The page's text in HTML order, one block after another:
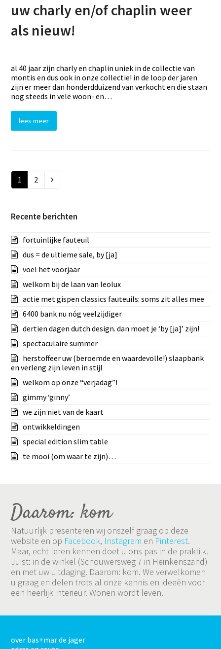
uw charly en/of chaplin weer
als nieuw!
al 40 jaar zijn charly en chaplin uniek in de collectie van
montis en dus ook in onze collectie! in de loop der jaren
zijn er meer dan honderdduizend van verkocht en die staan
nog steeds in vele woon- en…
lees meer
Page
1 Page
2 Volgende
Recente berichten
fortuinlijke fauteuil
dus = de ultieme sale, by [ja]
voel het voorjaar
welkom bij de laan van leolux
actie met gispen classics fauteuils: soms zit alles mee
6400 bank nu nóg veelzijdiger
dertien dagen dutch design. dan moet je ‘by [ja]’ zijn!
spectaculaire summer
herstoffeer uw (beroemde en waardevolle!) slaapbank
en verleng zijn leven in stijl
welkom op onze “verjadag”!
gimmy ‘ginny’
we zijn niet van de kaart
ontwikkeldingen
special edition slim table
te mooi (om waar te zijn)…
Daarom: kom
Natuurlijk presenteren wij onszelf graag op deze
website en op Facebook, Instagram en Pinterest.
Maar, echt leren kennen doet u ons pas in de praktijk.
Juist: in de winkel (Schouwersweg 7 in Heinkenszand)
en met uw uitdaging. Daarom: kom. We verwelkomen
u graag en delen trots al onze kennis en ideeën voor
een heerlijk interieur. Wonen wordt leven.
over bas+mar de jager